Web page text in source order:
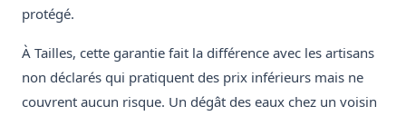
protégé.
À Tailles, cette garantie fait la différence avec les artisans
non déclarés qui pratiquent des prix inférieurs mais ne
couvrent aucun risque. Un dégât des eaux chez un voisin